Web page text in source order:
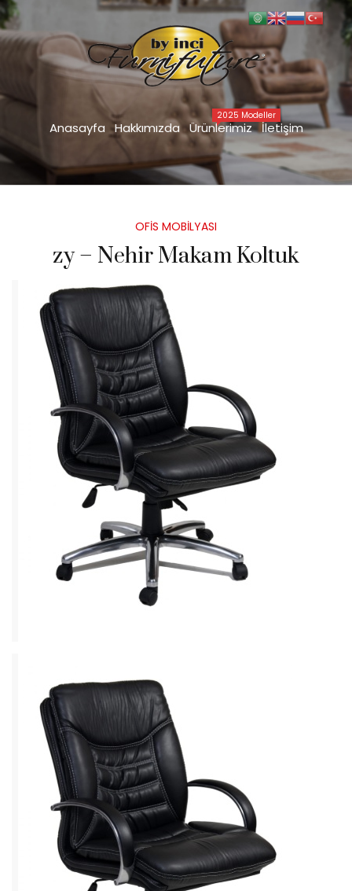
Anasayfa Hakkımızda Ürünlerimiz
2025 Modeller
İletişim
İÇ DEKORASYON DİZAYN OFİS MOBİLYASI
zy – Nehir Makam Koltuk
Posted
in
OFİS MOBİLYASI
zy – Nehir Makam Koltuk